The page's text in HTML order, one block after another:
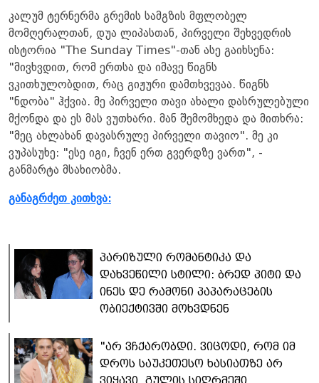
კალუმ ტერნერმა გრემის სამგზის მფლობელ
მომღერალთან, დუა ლიპასთან, პირველი შეხვედრის
ისტორია "The Sunday Times"-თან ასე გაიხსენა:
"მივხვდით, რომ ერთსა და იმავე წიგნს
ვკითხულობდით, რაც გიჟური დამთხვევაა. წიგნს
"ნდობა" ჰქვია. მე პირველი თავი ახალი დასრულებული
მქონდა და ეს მას ვუთხარი. მან შემომხედა და მითხრა:
"მეც ახლახან დავასრულე პირველი თავიო". მე კი
ვუპასუხე: "ესე იგი, ჩვენ ერთ გვერდზე ვართ", -
განმარტა მსახიობმა.
განაგრძეთ კითხვა:
პარიზული რომანტიკა და
დახვეწილი სტილი: ბრედ პიტი და
ინეს დე რამონი პაპარაცების
ობიექტივში მოხვდნენ
"არ ვჩქარობდი. ვიცოდი, რომ იმ
დროს საუკეთესო ხასიათზე არ